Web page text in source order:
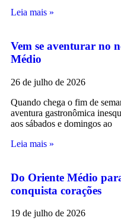
Leia mais »
Vem se aventurar no
Médio
26 de julho de 2026
Quando chega o fim de
aventura gastronômica
aos sábados e domingos ao
Leia mais »
Do Oriente Médio
conquista corações
19 de julho de 2026